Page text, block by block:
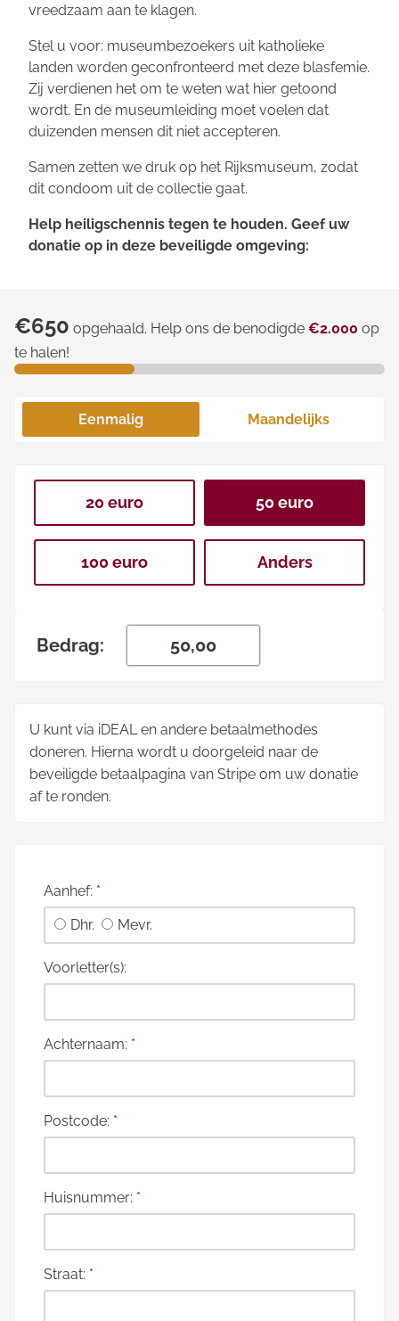
vreedzaam aan te klagen.
Stel u voor: museumbezoekers uit katholieke
landen worden geconfronteerd met deze blasfemie.
Zij verdienen het om te weten wat hier getoond
wordt. En de museumleiding moet voelen dat
duizenden mensen dit niet accepteren.
Samen zetten we druk op het Rijksmuseum, zodat
dit condoom uit de collectie gaat.
Help heiligschennis tegen te houden. Geef uw
donatie op in deze beveiligde omgeving:
€650 opgehaald. Help ons de benodigde €2.000 op
te halen!
Eenmalig Maandelijks
20 euro 50 euro
100 euro Anders
Bedrag:
U kunt via iDEAL en andere betaalmethodes
doneren. Hierna wordt u doorgeleid naar de
beveiligde betaalpagina van Stripe om uw donatie
af te ronden.
Aanhef: *
Dhr.
Mevr.
Voorletter(s):
Achternaam: *
Postcode: *
Huisnummer: *
Straat: *